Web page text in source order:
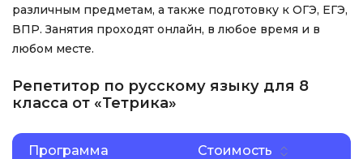
различным предметам, а также подготовку к ОГЭ, ЕГЭ,
ВПР. Занятия проходят онлайн, в любое время и в
любом месте.
Репетитор по русскому языку для 8
класса от «Тетрика»
Программа Стоимость